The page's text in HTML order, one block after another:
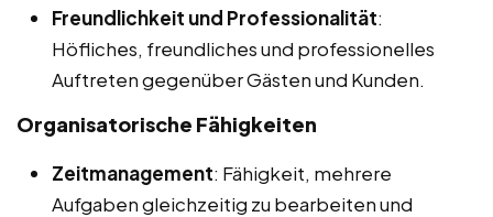
Freundlichkeit und Professionalität:
Höfliches, freundliches und professionelles
Auftreten gegenüber Gästen und Kunden.
Organisatorische Fähigkeiten
Zeitmanagement: Fähigkeit, mehrere
Aufgaben gleichzeitig zu bearbeiten und